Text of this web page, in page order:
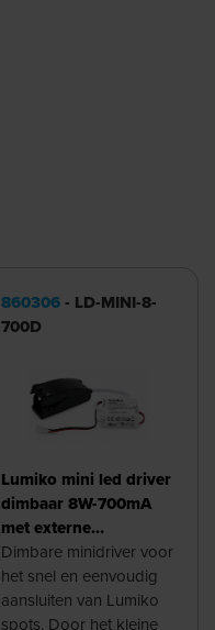
860306- LD-MINI-8-
700D
Lumiko mini led driver
dimbaar 8W-700mA
met externe
aansluitbox en
enkelvoudige plug and
play connector |
860306
Dimbare minidriver voor
het snel en eenvoudig
aansluiten van Lumiko
spots. Door het kleine